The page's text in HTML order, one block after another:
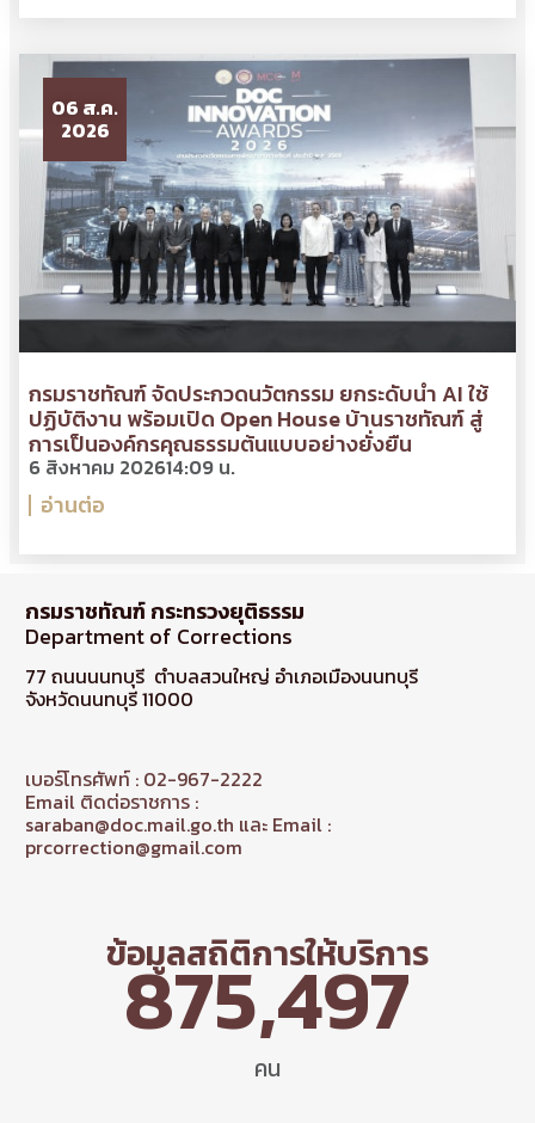
06 ส.ค.
2026
กรมราชทัณฑ์ จัดประกวดนวัตกรรม ยกระดับนำ AI ใช้
ปฏิบัติงาน พร้อมเปิด Open House บ้านราชทัณฑ์ สู่
การเป็นองค์กรคุณธรรมต้นแบบอย่างยั่งยืน
6 สิงหาคม 202614:09 น.
อ่านต่อ
กรมราชทัณฑ์ กระทรวงยุติธรรม
Department of Corrections
77 ถนนนนทบุรี ตำบลสวนใหญ่ อำเภอเมืองนนทบุรี
จังหวัดนนทบุรี 11000
เบอร์โทรศัพท์ : 02-967-2222
Email ติดต่อราชการ :
saraban@doc.mail.go.th และ Email :
prcorrection@gmail.com
ข้อมูลสถิติการให้บริการ
คน
875,497